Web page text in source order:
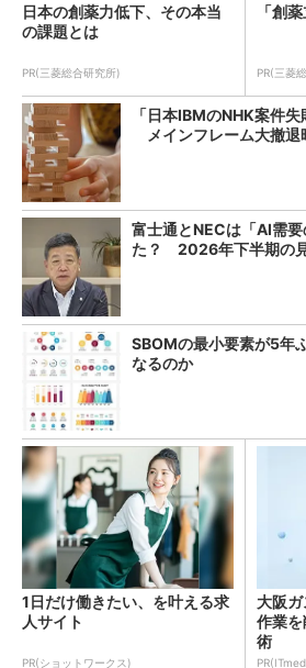
日本の創薬力低下、その本当
の課題とは
PR(三菱総合研究所)
「創
PR(三菱
「日本IBMのNHK案件
メインフレーム大撤退
富士通とNECは「AI需
た？ 2026年下半期の
SBOMの最小要素が5年
なるのか
1日だけ働きたい、を叶える求
人サイト
PR(ショットワークス)
大阪
作業
術